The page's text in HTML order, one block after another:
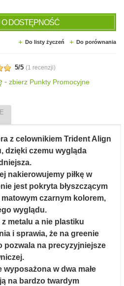
DOSTĘPNOŚĆ
Do listy życzeń Do porównania
5/5 (1 recenzji)
- zbierz Punkty Promocyjne
z celownikiem Trident Align
dzięki czemu wygląda
nakierowujemy piłkę w
jest pokryta błyszczącym
czarnym kolorem,
wyglądu.
metalu a nie plastiku
i sprawia, że na greenie
pozwala na precyzyjniejsze
wyposażona w dwa małe
na bardzo twardym